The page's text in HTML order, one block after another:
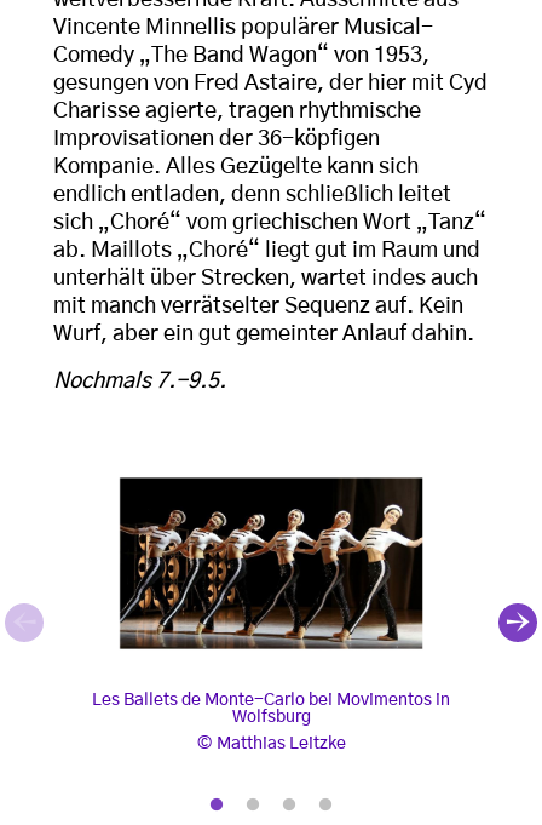
Vincente Minnellis populärer Musical-
Comedy „The Band Wagon“ von 1953,
gesungen von Fred Astaire, der hier mit Cyd
Charisse agierte, tragen rhythmische
Improvisationen der 36-köpfigen
Kompanie. Alles Gezügelte kann sich
endlich entladen, denn schließlich leitet
sich „Choré“ vom griechischen Wort „Tanz“
ab. Maillots „Choré“ liegt gut im Raum und
unterhält über Strecken, wartet indes auch
mit manch verrätselter Sequenz auf. Kein
Wurf, aber ein gut gemeinter Anlauf dahin.
Nochmals 7.-9.5.
Les Ballets de Monte-Carlo bei Movimentos in
Wolfsburg
Matthias Leitzke